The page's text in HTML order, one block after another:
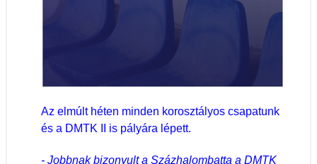
Az elmúlt héten minden korosztályos csapatunk
és a DMTK II is pályára lépett.
- Jobbnak bizonyult a Százhalombatta a DMTK